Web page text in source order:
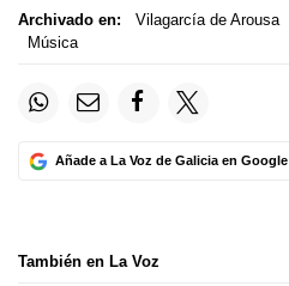
Archivado en: Vilagarcía de Arousa
Música
Añade a La Voz de Galicia en Google
También en La Voz